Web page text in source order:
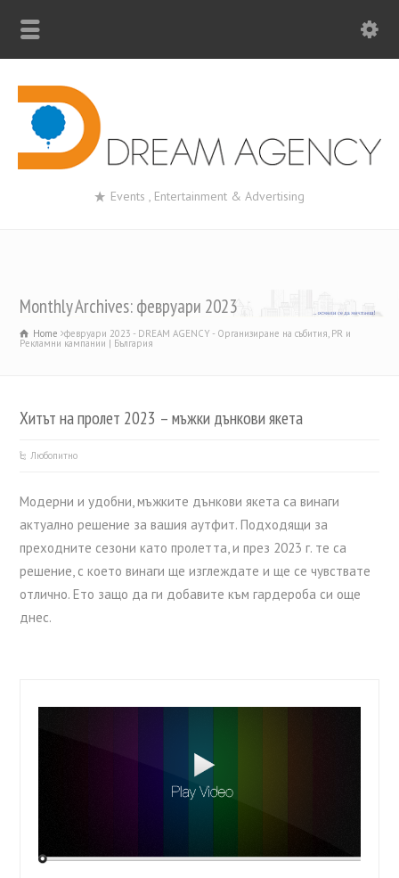
Events , Entertainment & Advertising
Monthly Archives: февруари 2023
Home февруари 2023 - DREAM AGENCY - Организиране на събития, PR и
Рекламни кампании | България
Хитът на пролет 2023 – мъжки дънкови якета
Любопитно
Модерни и удобни, мъжките дънкови якета са винаги
актуално решение за вашия аутфит. Подходящи за
преходните сезони като пролетта, и през 2023 г. те са
решение, с което винаги ще изглеждате и ще се чувствате
отлично. Ето защо да ги добавите към гардероба си още
днес.